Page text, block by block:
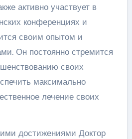
активно участвует в
конференциях и
своим опытом и
Он постоянно стремится
своих
максимально
лечение своих
достижениями Доктор